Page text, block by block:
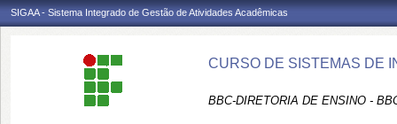
SIGAA - Sistema Integrado de Gestão de Atividades Acadêmicas
CURSO DE SISTEMAS DE
BBC-DIRETORIA DE ENSINO -